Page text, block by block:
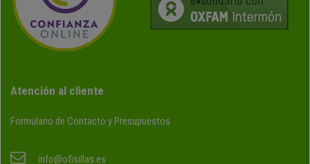
Atención al cliente
Formulario de Contacto y Presupuestos
info@ofisillas.es